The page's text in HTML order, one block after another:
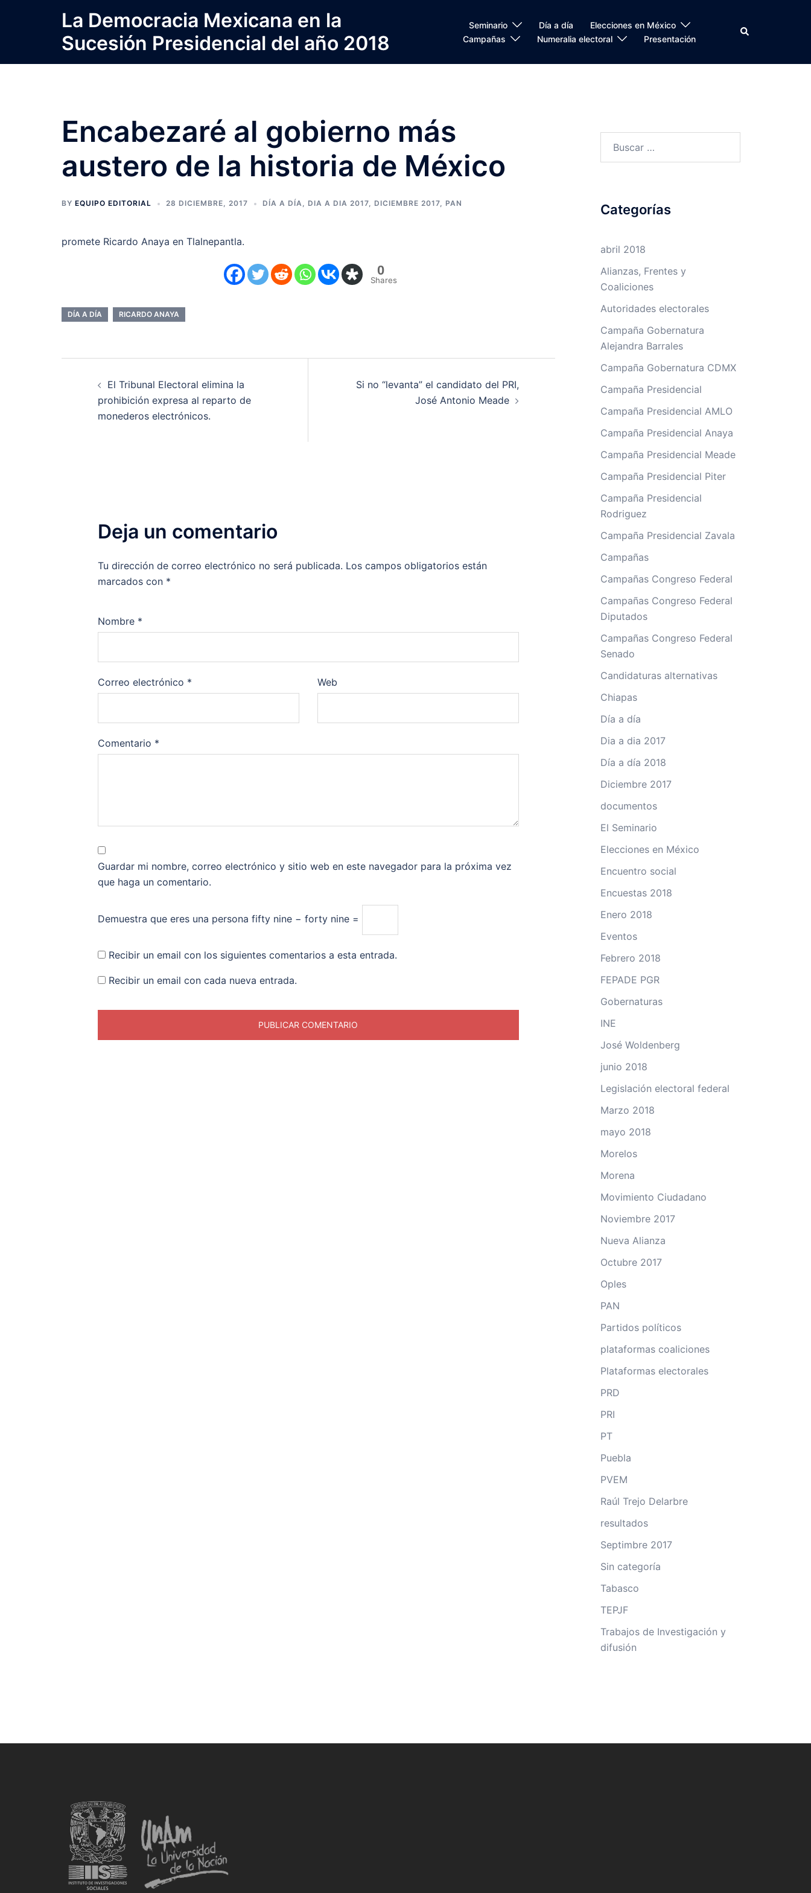
La Democracia Mexicana en la
Sucesión Presidencial del año 2018
Seminario Día a día
Elecciones en México
Campañas
Numeralia electoral Presentación
Search
Encabezaré al gobierno más
austero de la historia de México
BY EQUIPO EDITORIAL 28 DICIEMBRE, 2017 DÍA A DÍA, DIA A DIA 2017, DICIEMBRE 2017, PAN
promete Ricardo Anaya en Tlalnepantla.
0
Shares
DÍA A DÍA RICARDO ANAYA
El Tribunal Electoral elimina la
prohibición expresa al reparto de
monederos electrónicos.
Si no “levanta” el candidato del PRI,
José Antonio Meade
Deja un comentario
Tu dirección de correo electrónico no será publicada. Los campos obligatorios están
marcados con *
Nombre *
Correo electrónico * Web
Comentario *
Guardar mi nombre, correo electrónico y sitio web en este navegador para la próxima vez
que haga un comentario.
Demuestra que eres una persona fifty nine − forty nine =
Recibir un email con los siguientes comentarios a esta entrada.
Recibir un email con cada nueva entrada.
Categorías
abril 2018
Alianzas, Frentes y
Coaliciones
Autoridades electorales
Campaña Gobernatura
Alejandra Barrales
Campaña Gobernatura CDMX
Campaña Presidencial
Campaña Presidencial AMLO
Campaña Presidencial Anaya
Campaña Presidencial Meade
Campaña Presidencial Piter
Campaña Presidencial
Rodriguez
Campaña Presidencial Zavala
Campañas
Campañas Congreso Federal
Campañas Congreso Federal
Diputados
Campañas Congreso Federal
Senado
Candidaturas alternativas
Chiapas
Día a día
Dia a dia 2017
Día a día 2018
Diciembre 2017
documentos
El Seminario
Elecciones en México
Encuentro social
Encuestas 2018
Enero 2018
Eventos
Febrero 2018
FEPADE PGR
Gobernaturas
INE
José Woldenberg
junio 2018
Legislación electoral federal
Marzo 2018
mayo 2018
Morelos
Morena
Movimiento Ciudadano
Noviembre 2017
Nueva Alianza
Octubre 2017
Oples
PAN
Partidos políticos
plataformas coaliciones
Plataformas electorales
PRD
PRI
PT
Puebla
PVEM
Raúl Trejo Delarbre
resultados
Septimbre 2017
Sin categoría
Tabasco
TEPJF
Trabajos de Investigación y
difusión